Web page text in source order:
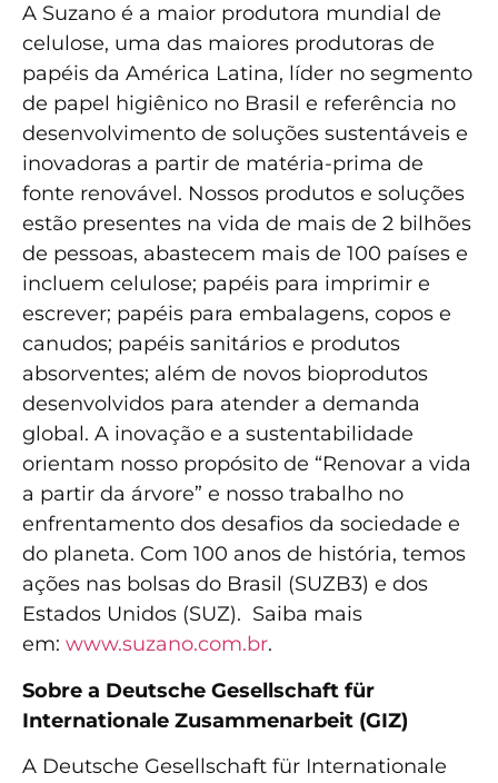
A Suzano é a maior produtora mundial de
celulose, uma das maiores produtoras de
papéis da América Latina, líder no segmento
de papel higiênico no Brasil e referência no
desenvolvimento de soluções sustentáveis e
inovadoras a partir de matéria-prima de
fonte renovável. Nossos produtos e soluções
estão presentes na vida de mais de 2 bilhões
de pessoas, abastecem mais de 100 países e
incluem celulose; papéis para imprimir e
escrever; papéis para embalagens, copos e
canudos; papéis sanitários e produtos
absorventes; além de novos bioprodutos
desenvolvidos para atender a demanda
global. A inovação e a sustentabilidade
orientam nosso propósito de “Renovar a vida
a partir da árvore” e nosso trabalho no
enfrentamento dos desafios da sociedade e
do planeta. Com 100 anos de história, temos
ações nas bolsas do Brasil (SUZB3) e dos
Estados Unidos (SUZ). Saiba mais
em: www.suzano.com.br.
Sobre a Deutsche Gesellschaft für
Internationale Zusammenarbeit (GIZ)
A Deutsche Gesellschaft für Internationale